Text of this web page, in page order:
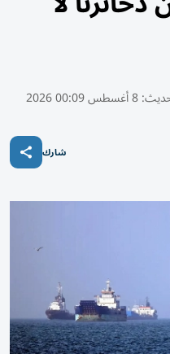
8 أغسطس 00:09 2026
شارك